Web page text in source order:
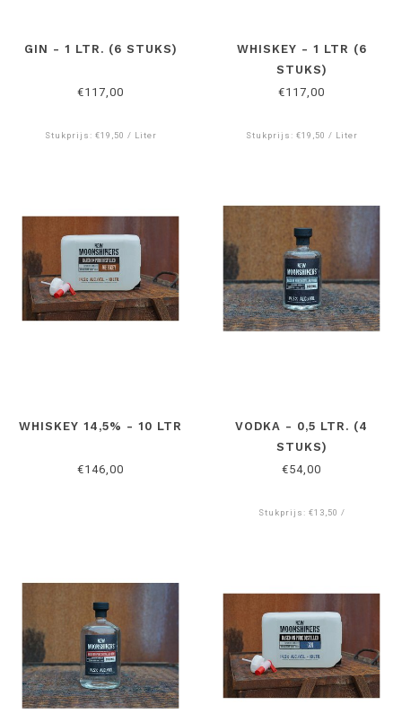
GIN - 1 LTR. (6 STUKS)
€117,00
Stukprijs: €19,50 / Liter
WHISKEY - 1 LTR (6
STUKS)
€117,00
Stukprijs: €19,50 / Liter
WHISKEY 14,5% - 10 LTR
€146,00
VODKA - 0,5 LTR. (4
STUKS)
€54,00
Stukprijs: €13,50 /